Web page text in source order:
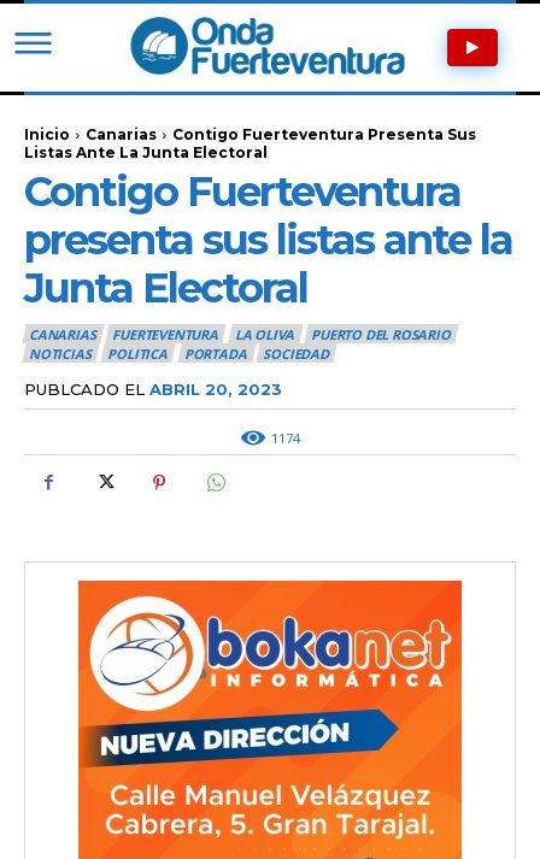
Inicio Canarias
Contigo Fuerteventura Presenta Sus
Listas Ante La Junta Electoral
Contigo Fuerteventura
presenta sus listas ante la
Junta Electoral
CANARIAS FUERTEVENTURA LA OLIVA
PUERTO DEL ROSARIO
NOTICIAS
POLITICA PORTADA SOCIEDAD
PUBLCADO EL ABRIL 20, 2023
1174